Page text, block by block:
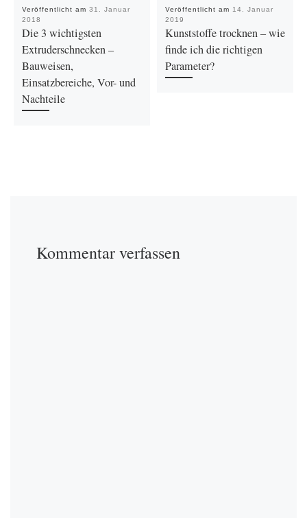
Veröffentlicht am 31. Januar
2018
Die 3 wichtigsten
Extruderschnecken –
Bauweisen,
Einsatzbereiche, Vor- und
Nachteile
Veröffentlicht am 14. Januar
2019
Kunststoffe trocknen – wie
finde ich die richtigen
Parameter?
Kommentar verfassen